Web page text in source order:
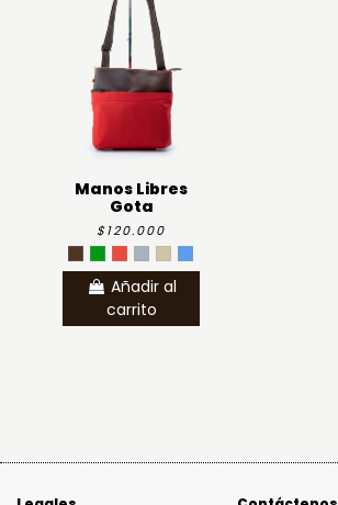
Manos Libres
Gota
$120.000
Añadir al
carrito